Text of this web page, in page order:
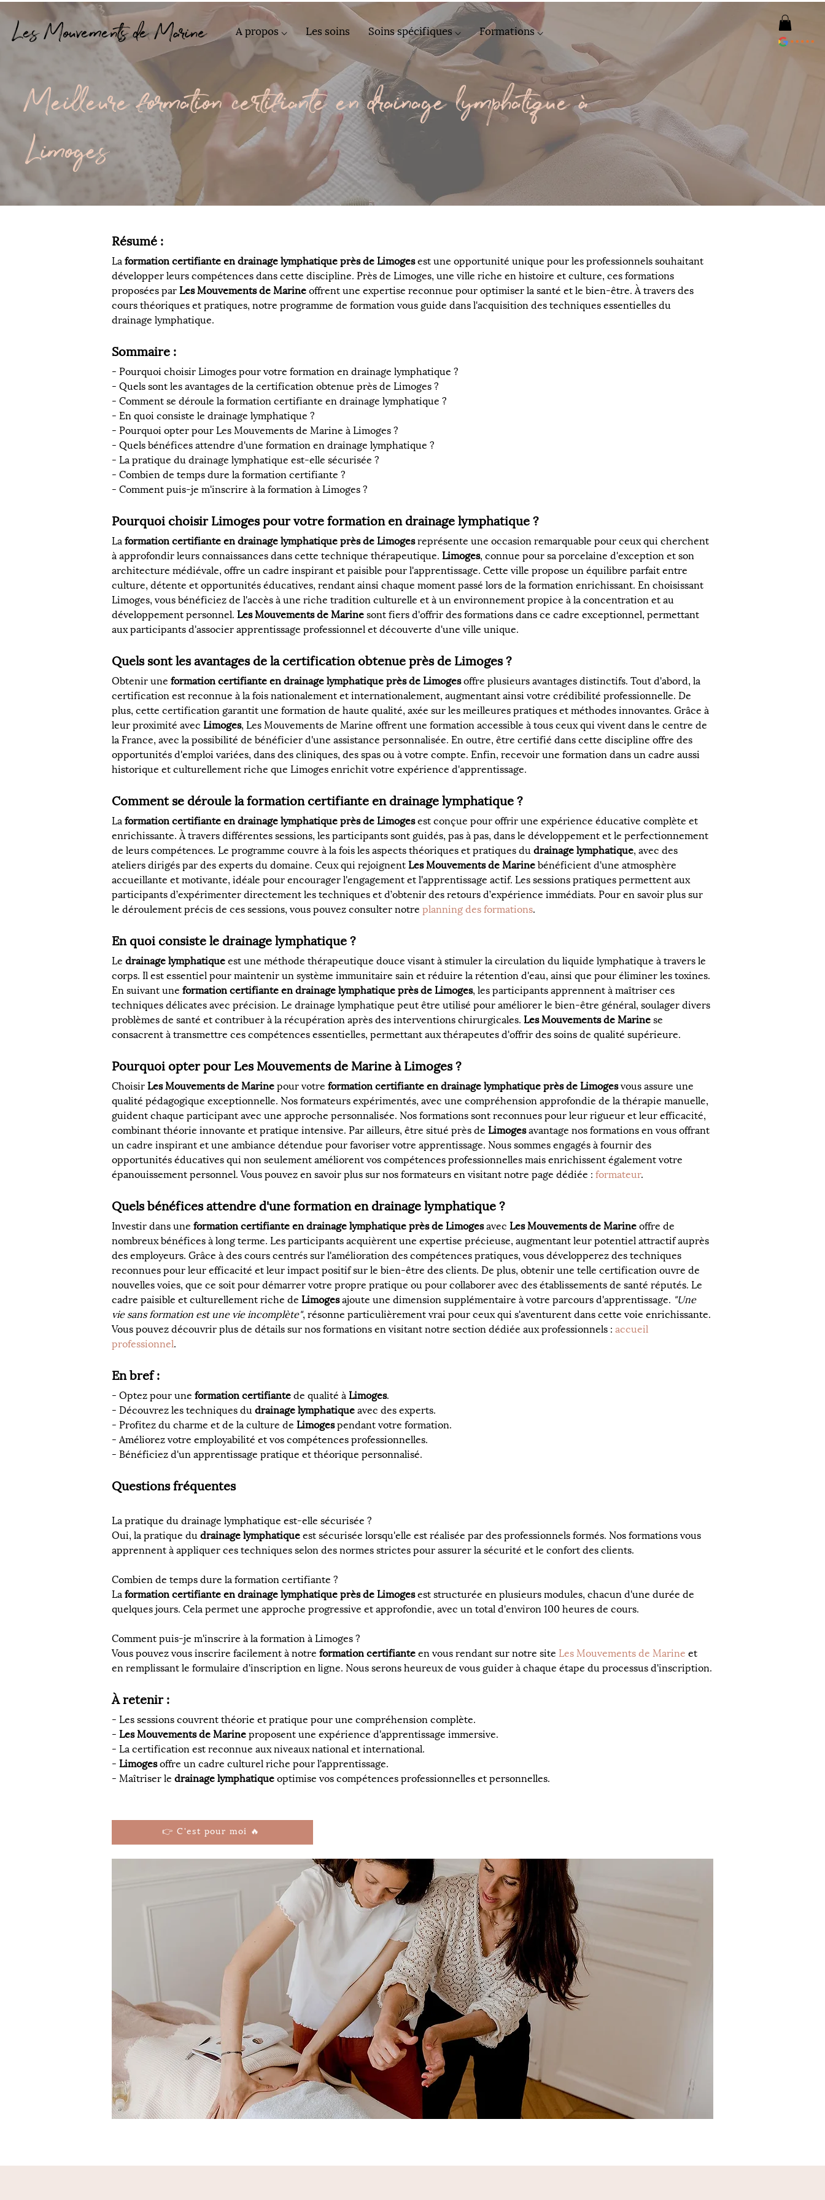
Les Mouvements de Marine A propos ⌵ Les soins Soins spécifiques ⌵ Formations ⌵
Meilleure formation certifiante en drainage lymphatique à
Limoges
Résumé :
La formation certifiante en drainage lymphatique près de Limoges est une opportunité unique pour les professionnels souhaitant
développer leurs compétences dans cette discipline. Près de Limoges, une ville riche en histoire et culture, ces formations
proposées par Les Mouvements de Marine offrent une expertise reconnue pour optimiser la santé et le bien-être. À travers des
cours théoriques et pratiques, notre programme de formation vous guide dans l'acquisition des techniques essentielles du
drainage lymphatique.
Sommaire :
- Pourquoi choisir Limoges pour votre formation en drainage lymphatique ?
- Quels sont les avantages de la certification obtenue près de Limoges ?
- Comment se déroule la formation certifiante en drainage lymphatique ?
- En quoi consiste le drainage lymphatique ?
- Pourquoi opter pour Les Mouvements de Marine à Limoges ?
- Quels bénéfices attendre d'une formation en drainage lymphatique ?
- La pratique du drainage lymphatique est-elle sécurisée ?
- Combien de temps dure la formation certifiante ?
- Comment puis-je m'inscrire à la formation à Limoges ?
Pourquoi choisir Limoges pour votre formation en drainage lymphatique ?
La formation certifiante en drainage lymphatique près de Limoges représente une occasion remarquable pour ceux qui cherchent
à approfondir leurs connaissances dans cette technique thérapeutique. Limoges, connue pour sa porcelaine d'exception et son
architecture médiévale, offre un cadre inspirant et paisible pour l'apprentissage. Cette ville propose un équilibre parfait entre
culture, détente et opportunités éducatives, rendant ainsi chaque moment passé lors de la formation enrichissant. En choisissant
Limoges, vous bénéficiez de l'accès à une riche tradition culturelle et à un environnement propice à la concentration et au
développement personnel. Les Mouvements de Marine sont fiers d'offrir des formations dans ce cadre exceptionnel, permettant
aux participants d'associer apprentissage professionnel et découverte d'une ville unique.
Quels sont les avantages de la certification obtenue près de Limoges ?
Obtenir une formation certifiante en drainage lymphatique près de Limoges offre plusieurs avantages distinctifs. Tout d'abord, la
certification est reconnue à la fois nationalement et internationalement, augmentant ainsi votre crédibilité professionnelle. De
plus, cette certification garantit une formation de haute qualité, axée sur les meilleures pratiques et méthodes innovantes. Grâce à
leur proximité avec Limoges, Les Mouvements de Marine offrent une formation accessible à tous ceux qui vivent dans le centre de
la France, avec la possibilité de bénéficier d'une assistance personnalisée. En outre, être certifié dans cette discipline offre des
opportunités d'emploi variées, dans des cliniques, des spas ou à votre compte. Enfin, recevoir une formation dans un cadre aussi
historique et culturellement riche que Limoges enrichit votre expérience d'apprentissage.
Comment se déroule la formation certifiante en drainage lymphatique ?
La formation certifiante en drainage lymphatique près de Limoges est conçue pour offrir une expérience éducative complète et
enrichissante. À travers différentes sessions, les participants sont guidés, pas à pas, dans le développement et le perfectionnement
de leurs compétences. Le programme couvre à la fois les aspects théoriques et pratiques du drainage lymphatique, avec des
ateliers dirigés par des experts du domaine. Ceux qui rejoignent Les Mouvements de Marine bénéficient d'une atmosphère
accueillante et motivante, idéale pour encourager l'engagement et l'apprentissage actif. Les sessions pratiques permettent aux
participants d’expérimenter directement les techniques et d’obtenir des retours d’expérience immédiats. Pour en savoir plus sur
le déroulement précis de ces sessions, vous pouvez consulter notre planning des formations.
En quoi consiste le drainage lymphatique ?
Le drainage lymphatique est une méthode thérapeutique douce visant à stimuler la circulation du liquide lymphatique à travers le
corps. Il est essentiel pour maintenir un système immunitaire sain et réduire la rétention d'eau, ainsi que pour éliminer les toxines.
En suivant une formation certifiante en drainage lymphatique près de Limoges, les participants apprennent à maîtriser ces
techniques délicates avec précision. Le drainage lymphatique peut être utilisé pour améliorer le bien-être général, soulager divers
problèmes de santé et contribuer à la récupération après des interventions chirurgicales. Les Mouvements de Marine se
consacrent à transmettre ces compétences essentielles, permettant aux thérapeutes d'offrir des soins de qualité supérieure.
Pourquoi opter pour Les Mouvements de Marine à Limoges ?
Choisir Les Mouvements de Marine pour votre formation certifiante en drainage lymphatique près de Limoges vous assure une
qualité pédagogique exceptionnelle. Nos formateurs expérimentés, avec une compréhension approfondie de la thérapie manuelle,
guident chaque participant avec une approche personnalisée. Nos formations sont reconnues pour leur rigueur et leur efficacité,
combinant théorie innovante et pratique intensive. Par ailleurs, être situé près de Limoges avantage nos formations en vous offrant
un cadre inspirant et une ambiance détendue pour favoriser votre apprentissage. Nous sommes engagés à fournir des
opportunités éducatives qui non seulement améliorent vos compétences professionnelles mais enrichissent également votre
épanouissement personnel. Vous pouvez en savoir plus sur nos formateurs en visitant notre page dédiée : formateur.
Quels bénéfices attendre d'une formation en drainage lymphatique ?
Investir dans une formation certifiante en drainage lymphatique près de Limoges avec Les Mouvements de Marine offre de
nombreux bénéfices à long terme. Les participants acquièrent une expertise précieuse, augmentant leur potentiel attractif auprès
des employeurs. Grâce à des cours centrés sur l'amélioration des compétences pratiques, vous développerez des techniques
reconnues pour leur efficacité et leur impact positif sur le bien-être des clients. De plus, obtenir une telle certification ouvre de
nouvelles voies, que ce soit pour démarrer votre propre pratique ou pour collaborer avec des établissements de santé réputés. Le
cadre paisible et culturellement riche de Limoges ajoute une dimension supplémentaire à votre parcours d'apprentissage. "Une
vie sans formation est une vie incomplète", résonne particulièrement vrai pour ceux qui s'aventurent dans cette voie enrichissante.
Vous pouvez découvrir plus de détails sur nos formations en visitant notre section dédiée aux professionnels : accueil
professionnel.
En bref :
- Optez pour une formation certifiante de qualité à Limoges.
- Découvrez les techniques du drainage lymphatique avec des experts.
- Profitez du charme et de la culture de Limoges pendant votre formation.
- Améliorez votre employabilité et vos compétences professionnelles.
- Bénéficiez d'un apprentissage pratique et théorique personnalisé.
Questions fréquentes
La pratique du drainage lymphatique est-elle sécurisée ?
Oui, la pratique du drainage lymphatique est sécurisée lorsqu'elle est réalisée par des professionnels formés. Nos formations vous
apprennent à appliquer ces techniques selon des normes strictes pour assurer la sécurité et le confort des clients.
Combien de temps dure la formation certifiante ?
La formation certifiante en drainage lymphatique près de Limoges est structurée en plusieurs modules, chacun d'une durée de
quelques jours. Cela permet une approche progressive et approfondie, avec un total d'environ 100 heures de cours.
Comment puis-je m'inscrire à la formation à Limoges ?
Vous pouvez vous inscrire facilement à notre formation certifiante en vous rendant sur notre site Les Mouvements de Marine et
en remplissant le formulaire d'inscription en ligne. Nous serons heureux de vous guider à chaque étape du processus d'inscription.
À retenir :
- Les sessions couvrent théorie et pratique pour une compréhension complète.
- Les Mouvements de Marine proposent une expérience d'apprentissage immersive.
- La certification est reconnue aux niveaux national et international.
- Limoges offre un cadre culturel riche pour l'apprentissage.
- Maîtriser le drainage lymphatique optimise vos compétences professionnelles et personnelles.
👉 C'est pour moi 🔥